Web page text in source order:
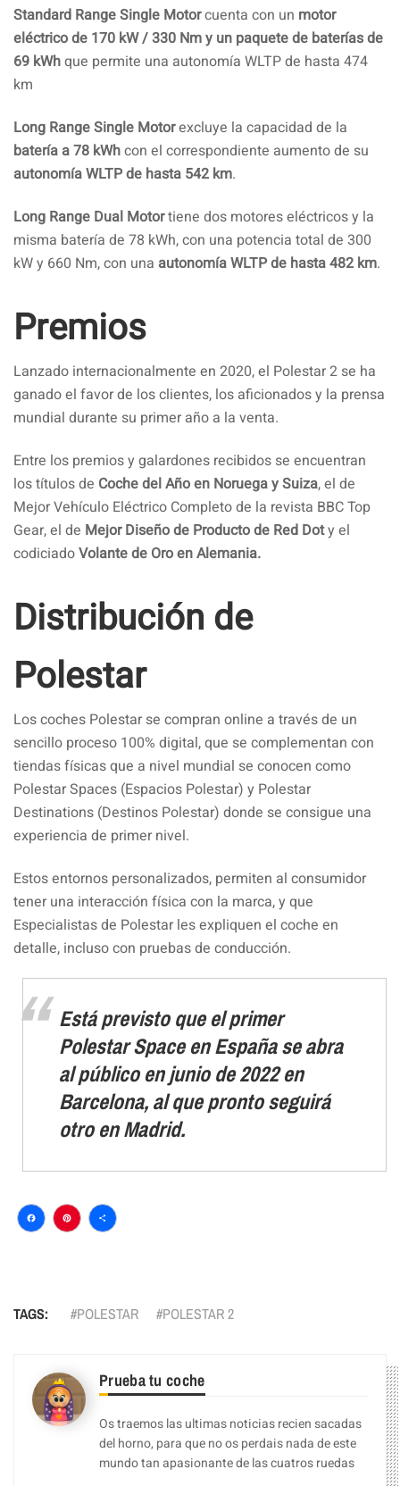
Standard Range Single Motorcuenta con un motor
eléctrico de 170 kW / 330 Nm y un paquete de baterías de
69 kWhque permite una autonomía WLTP de hasta 474
km
Long Range Single Motorexcluye la capacidad de la
batería a 78 kWhcon el correspondiente aumento de su
autonomía WLTP de hasta 542 km.
Long Range Dual Motortiene dos motores eléctricos y la
misma batería de 78 kWh, con una potencia total de 300
kW y 660 Nm, con una autonomía WLTP de hasta 482 km.
Premios
Lanzado internacionalmente en 2020, el Polestar 2 se ha
ganado el favor de los clientes, los aficionados y la prensa
mundial durante su primer año a la venta.
Entre los premios y galardones recibidos se encuentran
los títulos de Coche del Año en Noruega y Suiza, el de
Mejor Vehículo Eléctrico Completo de la revista BBC Top
Gear, el de Mejor Diseño de Producto de Red Doty el
codiciadoVolante de Oro en Alemania.
Distribución de
Polestar
Los coches Polestar se compran online a través de un
sencillo proceso 100% digital, que se complementan con
tiendas físicas que a nivel mundial se conocen como
Polestar Spaces (Espacios Polestar) y Polestar
Destinations (Destinos Polestar) donde se consigue una
experiencia de primer nivel.
Estos entornos personalizados, permiten al consumidor
tener una interacción física con la marca, y que
Especialistas de Polestar les expliquen el coche en
detalle, incluso con pruebas de conducción.
Está previsto que el primer
Polestar Space en España se abra
al público en junio de 2022 en
Barcelona, ​​al que pronto seguirá
otro en Madrid.
Facebook
Pinterest
Compartir
TAGS: POLESTAR POLESTAR 2
Prueba tu coche
Os traemos las ultimas noticias recien sacadas
del horno, para que no os perdais nada de este
mundo tan apasionante de las cuatros ruedas